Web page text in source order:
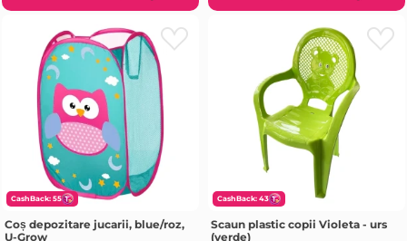
CashBack: 55
Coș depozitare jucarii, blue/roz,
U-Grow
CashBack: 43
Scaun plastic copii Violeta - urs
(verde)